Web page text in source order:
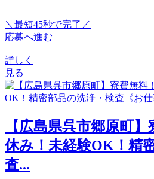
＼最短45秒で完了／
応募へ進む
詳しく
見る
【広島県呉市郷原町
休み！未経験OK！精
査...